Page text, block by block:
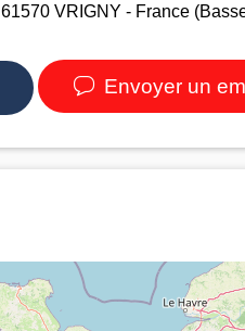
61570 VRIGNY - France
Envoyer un